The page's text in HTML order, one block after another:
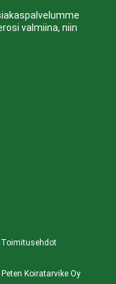
valmiina, niin
Koiratarvike Oy
Toimitusehdot